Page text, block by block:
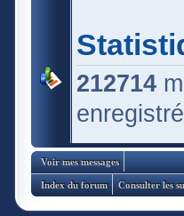
212714
Voir mes messages
Index du forum Consulter les